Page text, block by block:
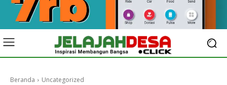
Beranda Uncategorized